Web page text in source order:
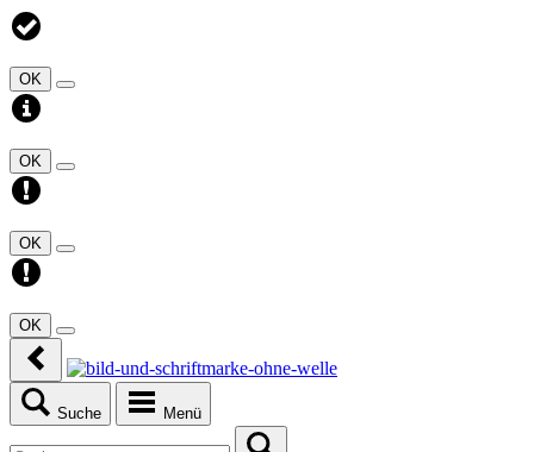
OK
OK
OK
OK
Suche Menü